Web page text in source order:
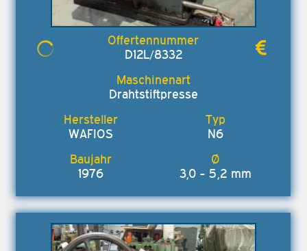
D12L/8332
Drahtstiftpresse
WAFIOS N6
1976 3,0 - 5,2 mm